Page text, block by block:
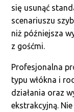
się usunąć
scenariuszu
niż późniejsza
z gośćmi.
Profesjonalna
typu włókna i
działania oraz
ekstrakcyjną.